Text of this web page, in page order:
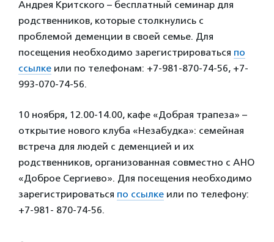
Андрея Критского – бесплатный семинар для
родственников, которые столкнулись с
проблемой деменции в своей семье. Для
посещения необходимо зарегистрироваться по
ссылке или по телефонам: +7-981-870-74-56, +7-
993-070-74-56.
10 ноября, 12.00-14.00, кафе «Добрая трапеза» –
открытие нового клуба «Незабудка»: семейная
встреча для людей с деменцией и их
родственников, организованная совместно с АНО
«Доброе Сергиево». Для посещения необходимо
зарегистрироваться по ссылке или по телефону:
+7-981- 870-74-56.